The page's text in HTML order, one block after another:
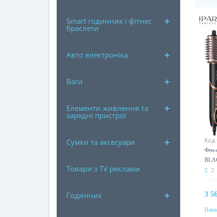
Smart годинник і фітнес
браслети
Авто електроніка
Ваги
Елементи живлення та
зарядні пристрої
Сумки та аксесуари
Товари з TV реклами
Годинник
Код
Фен-
3